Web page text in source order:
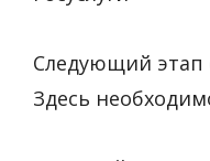
Следующий этап
Здесь